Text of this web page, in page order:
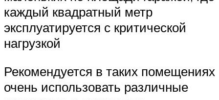
каждый квадратный метр
эксплуатируется с критической
нагрузкой
Рекомендуется в таких помещениях
очень использовать различные